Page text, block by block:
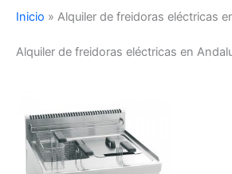
Inicio » Alquiler de freidoras eléctricas
Alquiler de freidoras eléctricas en